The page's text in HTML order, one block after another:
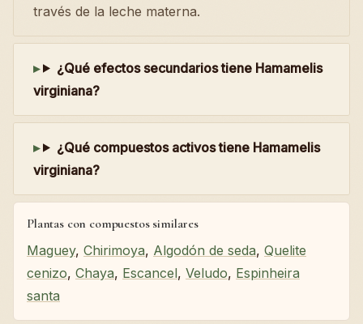
través de la leche materna.
¿Qué efectos secundarios tiene Hamamelis
virginiana?
¿Qué compuestos activos tiene Hamamelis
virginiana?
Plantas con compuestos similares
Maguey, Chirimoya, Algodón de seda, Quelite
cenizo, Chaya, Escancel, Veludo, Espinheira
santa